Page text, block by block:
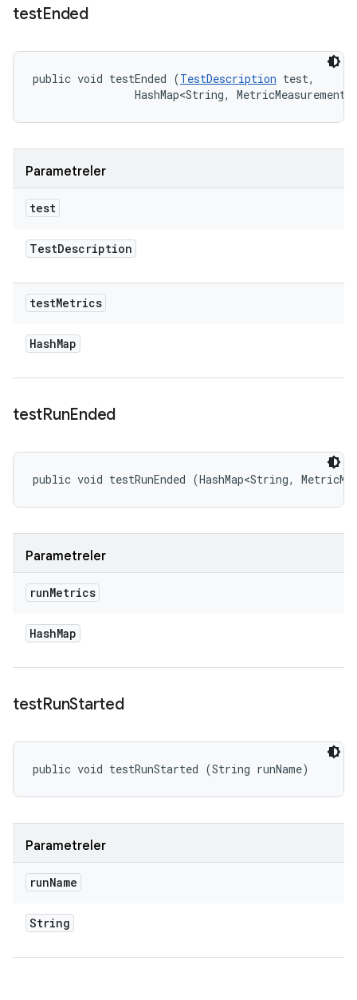
testEnded
public void testEnded (TestDescription test,
HashMap<String,
Parametreler
test
TestDescription
testMetrics
HashMap
testRunEnded
public void testRunEnded (HashMap<String,
Parametreler
runMetrics
HashMap
testRunStarted
public void testRunStarted (String runName)
Parametreler
runName
String